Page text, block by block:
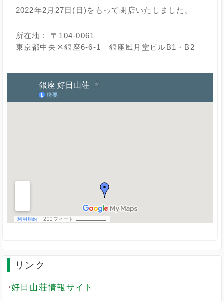
2022年2月27日(日)をもって閉店いたしました。
所在地： 〒104-0061
東京都中央区銀座6-6-1 銀座風月堂ビルB1・B2
リンク
好日山荘情報サイト